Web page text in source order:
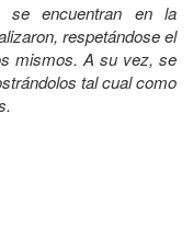
se encuentran en la
respetándose el
mismos. A su vez, se
tal cual como